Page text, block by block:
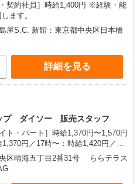
・契約社員］時給1,400円 ※経験・能
ます。
屋S.C. 新館：東京都中央区日本橋
詳細を見る
プ ダイソー 販売スタッフ
ト・パート］時給1,370円〜1,570円
円／17時〜：時給1,420円／土
円 平日7:00から9:00まで1520
から9:00まで1570円 ※時給制／月
区晴海五丁目2番31号 ららテラス